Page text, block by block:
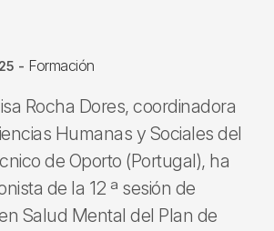
- Formación
Rocha Dores, coordinadora
Humanas y Sociales del
de Oporto (Portugal), ha
de la 12 ª sesión de
Salud Mental del Plan de